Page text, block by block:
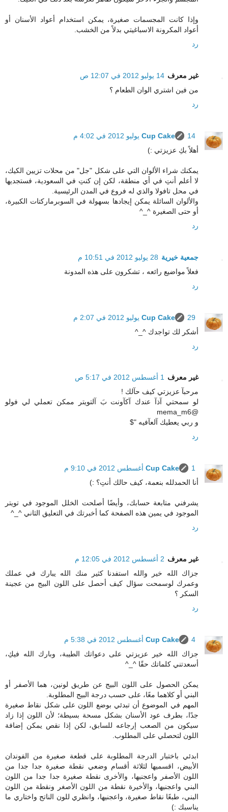
وإذا كانت المجسمات صغيرة، يمكن استخدام أعواد الأسنان أو
أعواد المكرونة الاسباغيتي بدلاً من الخشب.
رد
غير معرف 14 يوليو 2012 في 12:07 ص
من فين اشتري الوان الطعام ؟
رد
Cup Cake
14 يوليو 2012 في 4:02 م
أهلاً بكِ عزيزتي :)
يمكنك شراء الألوان التي على شكل "جل" من محلات تزيين الكيك،
لا أعلم أنتِ في أي منطقة، لكن إن كنتِ في السعودية، فستجديها
في محل تافولا والذي له فروع في المدن الرئيسية.
والألوان السائلة يمكن إيجادها بسهولة في السوبرماركتات الكبيرة،
أو حتى الصغيرة ^_^
رد
جمعية خيرية 28 يوليو 2012 في 10:51 م
فعلاً مواضيع رائعه ، تشكرون على هذه المدونة
رد
Cup Cake
29 يوليو 2012 في 2:07 م
أشكر لك تواجدك ^_^
رد
غير معرف 1 أغسطس 2012 في 5:17 ص
مرحبآ عزيزتي كيف حآلك !
لو سمحتي آذآ عندك آكآونت بَ آلتويتر ممكن تعملي لي فولو
@mema_m6
و ربي يعطيك آلعآفيه "$
رد
Cup Cake
1 أغسطس 2012 في 9:10 م
أنا الحمدلله بنعمة، كيف حالك أنتِ؟ :)
يشرفني متابعة حسابك، وأيضًا أصلحت الخلل الموجود في تويتر
الموجود في يمين هذه الصفحة كما أخبرتك في التعليق الثاني ^_^
رد
غير معرف 2 أغسطس 2012 في 12:05 م
جزاك الله خير والله استفدنا كثير منك الله يبارك في عملك
وعمرك لوسمحت سؤال كيف أحصل على اللون البيج من عجينة
السكر ؟
رد
Cup Cake
4 أغسطس 2012 في 5:38 م
جزاك الله خير عزيزتي على دعواتك الطيبة، وبارك الله فيكِ،
أسعدتني كلماتك حقًا ^_^
يمكن الحصول على اللون البيج عن طريق لونين، هما الأصفر أو
البني أو كلاهما معًا، على حسب درجة البيج المطلوبة.
المهم في الموضوع أن تبدئي بوضع اللون على شكل نقاط صغيرة
جدًا، بطرف عود الأسنان بشكل مسحة بسيطة؛ لأن اللون إذا زاد
سيكون من الصعب إرجاعه للسابق، لكن إذا نقص يمكن إضافة
اللون لتحصلي على المطلوب.
ابدئي باختبار الدرجة المطلوبة على قطعة صغيرة من الفوندان
الأبيض، اقسميها لثلاثة أقسام وضعي نقطة صغيرة جدا جدا من
اللون الأصفر واعجنيها، والأخرى نقطة صغيرة جدا جدا من اللون
البني واعجنيها، والأخيرة نقطة من اللون الأصغر ونقطة من اللون
البني، طبعًا نقاط صغيرة، واعجنيها، وانظري للون الناتج واختاري ما
يناسبك :)